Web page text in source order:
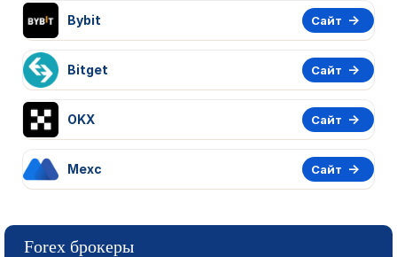
Bybit Сайт
Bitget Сайт
OKX Сайт
Mexc Сайт
Forex брокеры